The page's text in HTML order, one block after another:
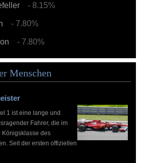
- 8.15%
- 7.80%
- 7.80%
Menschen
1 ist eine lange und
Fahrer, die im
Königsklasse des
Seit der ersten offiziellen